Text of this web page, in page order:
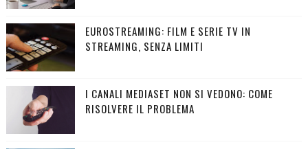
EUROSTREAMING: FILM E SERIE TV IN
STREAMING, SENZA LIMITI
I CANALI MEDIASET NON SI VEDONO: COME
RISOLVERE IL PROBLEMA